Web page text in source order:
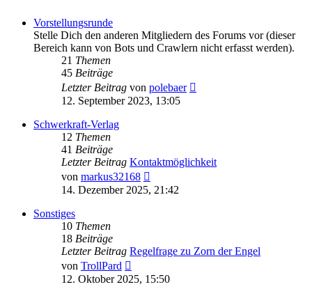
Vorstellungsrunde
Stelle Dich den anderen Mitgliedern des Forums vor (dieser
Bereich kann von Bots und Crawlern nicht erfasst werden).
21 Themen
45 Beiträge
Letzter Beitrag von polebaer
12. September 2023, 13:05
Schwerkraft-Verlag
12 Themen
41 Beiträge
Letzter Beitrag Kontaktmöglichkeit
von markus32168
Beitrag
14. Dezember 2025, 21:42
Sonstiges
10 Themen
18 Beiträge
Letzter Beitrag Regelfrage zu Zorn der Engel
von TrollPard
Beitrag
12. Oktober 2025, 15:50